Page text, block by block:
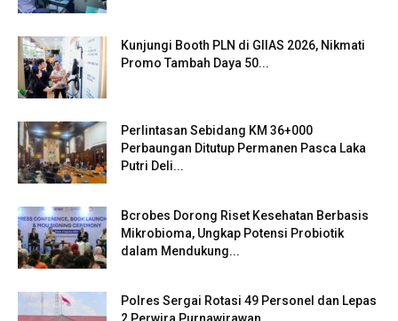
Kunjungi Booth PLN di GIIAS 2026, Nikmati
Promo Tambah Daya 50...
Perlintasan Sebidang KM 36+000
Perbaungan Ditutup Permanen Pasca Laka
Putri Deli...
Bcrobes Dorong Riset Kesehatan Berbasis
Mikrobioma, Ungkap Potensi Probiotik
dalam Mendukung...
Polres Sergai Rotasi 49 Personel dan Lepas